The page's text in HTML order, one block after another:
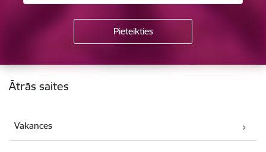
Kājene
Ātrās saites
Vakances